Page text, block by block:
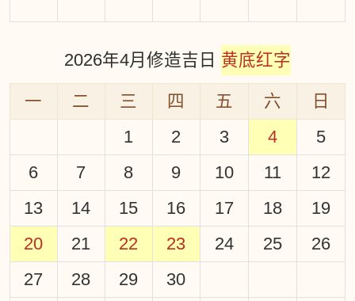
2026年4月修造吉日 黄底红字
一 二 三 四 五 六
日
1
2 3 4
5
6
7 8 9 10 11
12
13
14 15 16 17 18
19
20
21 22 23 24 25
26
27
28 29 30